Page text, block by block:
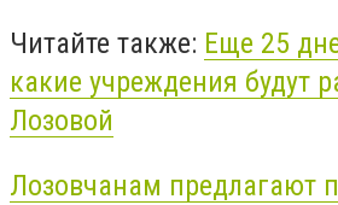
Читайте также: Еще 25
какие учреждения будут
Лозовой
Лозовчанам предлагают